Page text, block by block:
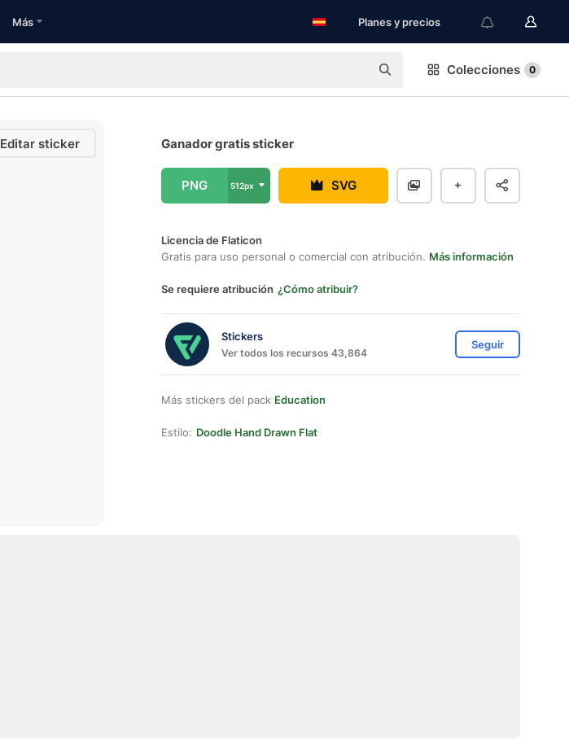
Más Planes y precios
Colecciones 0
Editar sticker Ganador gratis sticker
PNG 512px SVG
Licencia de Flaticon
Gratis para uso personal o comercial con atribución. Más información
Se requiere atribución ¿Cómo atribuir?
Stickers
Ver todos los recursos 43,864
Seguir
Más stickers del pack Education
Estilo: Doodle Hand Drawn Flat